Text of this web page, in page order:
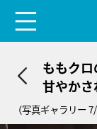
ももク
甘やかさ
（写真ギャラリー 7/